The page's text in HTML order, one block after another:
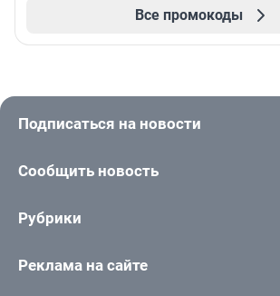
Все промокоды
Подписаться на новости
Сообщить новость
Рубрики
Реклама на сайте